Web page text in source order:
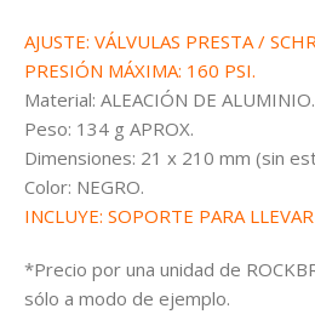
AJUSTE: VÁLVULAS PRESTA /
PRESIÓN MÁXIMA: 160 PSI.
Material: ALEACIÓN DE ALUMINIO.
Peso: 134 g APROX.
Dimensiones: 21 x 210 mm (sin
Color: NEGRO.
INCLUYE: SOPORTE PARA
*Precio por una unidad de
sólo a modo de ejemplo.